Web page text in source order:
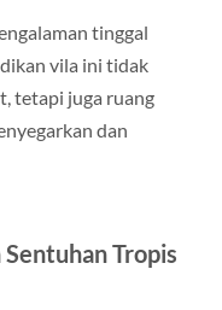
tinggal
vila ini tidak
tetapi juga ruang
dan
Tropis